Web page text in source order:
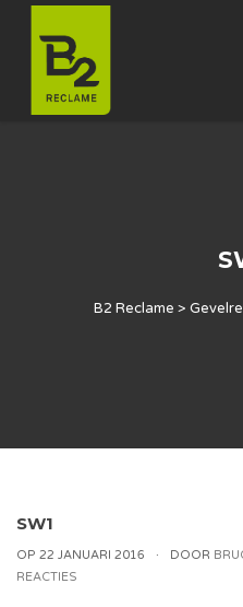
B2 Reclame >
SW1
OP 22 JANUARI 2016 DOOR
REACTIES